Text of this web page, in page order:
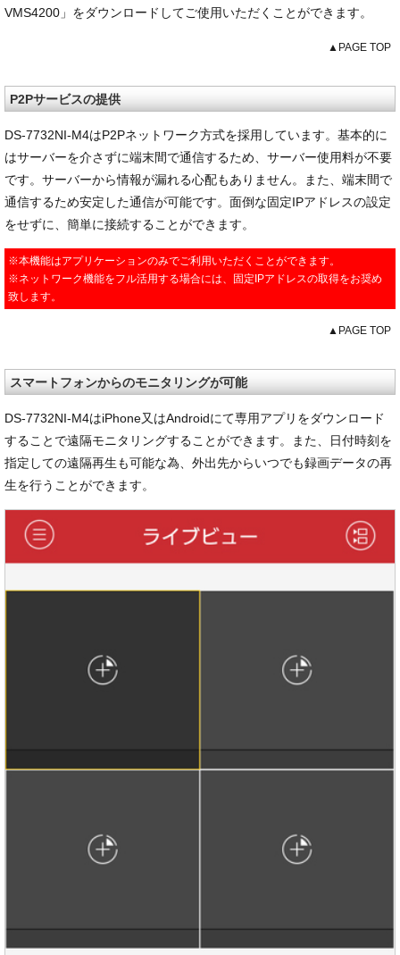
VMS4200」をダウンロードしてご使用いただくことができます。
▲PAGE TOP
P2Pサービスの提供
DS-7732NI-M4はP2Pネットワーク方式を採用しています。基本的に
はサーバーを介さずに端末間で通信するため、サーバー使用料が不要
です。サーバーから情報が漏れる心配もありません。また、端末間で
通信するため安定した通信が可能です。面倒な固定IPアドレスの設定
をせずに、簡単に接続することができます。
※本機能はアプリケーションのみでご利用いただくことができます。
※ネットワーク機能をフル活用する場合には、固定IPアドレスの取得をお奨め
致します。
▲PAGE TOP
スマートフォンからのモニタリングが可能
DS-7732NI-M4はiPhone又はAndroidにて専用アプリをダウンロード
することで遠隔モニタリングすることができます。また、日付時刻を
指定しての遠隔再生も可能な為、外出先からいつでも録画データの再
生を行うことができます。